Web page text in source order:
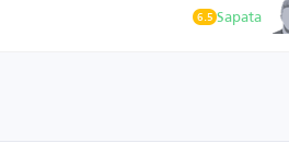
Sapata
6.5